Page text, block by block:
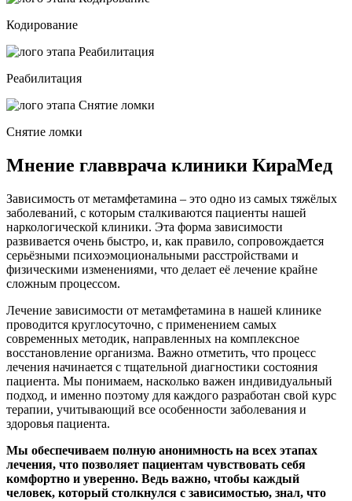
Кодирование
Реабилитация
Снятие ломки
Мнение главврача клиники КираМед
Зависимость от метамфетамина – это одно из самых тяжёлых
заболеваний, с которым сталкиваются пациенты нашей
наркологической клиники. Эта форма зависимости
развивается очень быстро, и, как правило, сопровождается
серьёзными психоэмоциональными расстройствами и
физическими изменениями, что делает её лечение крайне
сложным процессом.
Лечение зависимости от метамфетамина в нашей клинике
проводится круглосуточно, с применением самых
современных методик, направленных на комплексное
восстановление организма. Важно отметить, что процесс
лечения начинается с тщательной диагностики состояния
пациента. Мы понимаем, насколько важен индивидуальный
подход, и именно поэтому для каждого разработан свой курс
терапии, учитывающий все особенности заболевания и
здоровья пациента.
Мы обеспечиваем полную анонимность на всех этапах
лечения, что позволяет пациентам чувствовать себя
комфортно и уверенно. Ведь важно, чтобы каждый
человек, который столкнулся с зависимостью, знал, что